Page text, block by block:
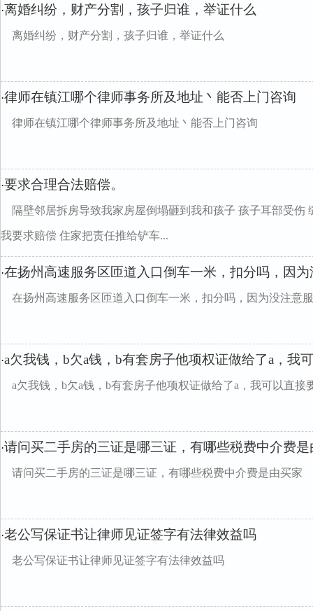
·离婚纠纷，财产分割，孩子归谁，举证什么
离婚纠纷，财产分割，孩子归谁，举证什么
·律师在镇江哪个律师事务所及地址丶能否上门咨询
律师在镇江哪个律师事务所及地址丶能否上门咨询
·要求合理合法赔偿。
隔壁邻居拆房导致我家房屋倒塌砸到我和孩子 孩子耳部受伤
我要求赔偿 住家把责任推给铲车...
·在扬州高速服务区匝道入口倒车一米，扣分吗，因
在扬州高速服务区匝道入口倒车一米，扣分吗，因为没注意
·a欠我钱，b欠a钱，b有套房子他项权证做给了a，我
a欠我钱，b欠a钱，b有套房子他项权证做给了a，我可以直接
·请问买二手房的三证是哪三证，有哪些税费中介费是
请问买二手房的三证是哪三证，有哪些税费中介费是由买家
·老公写保证书让律师见证签字有法律效益吗
老公写保证书让律师见证签字有法律效益吗